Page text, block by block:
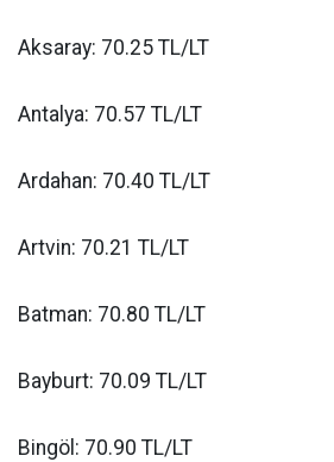
Aksaray: 70.25 TL/LT
Antalya: 70.57 TL/LT
Ardahan: 70.40 TL/LT
Artvin: 70.21 TL/LT
Batman: 70.80 TL/LT
Bayburt: 70.09 TL/LT
Bingöl: 70.90 TL/LT